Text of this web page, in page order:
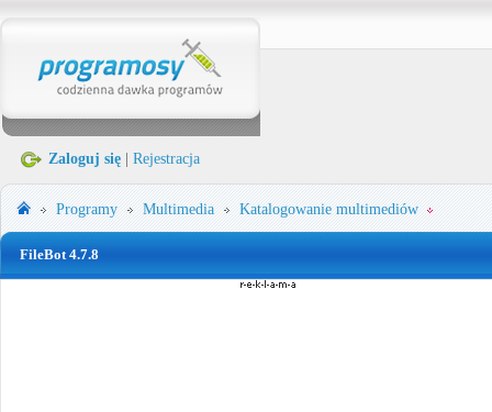
Zaloguj się Rejestracja
Programy Multimedia Katalogowanie multimediów
FileBot 4.7.8